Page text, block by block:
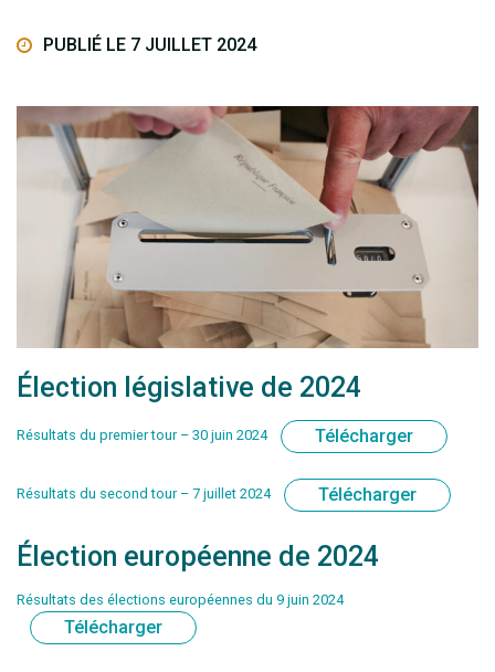
PUBLIÉ LE 7 JUILLET 2024
Élection législative de 2024
Résultats du premier tour – 30 juin 2024 Télécharger
Résultats du second tour – 7 juillet 2024 Télécharger
Élection européenne de 2024
Résultats des élections européennes du 9 juin 2024
Télécharger